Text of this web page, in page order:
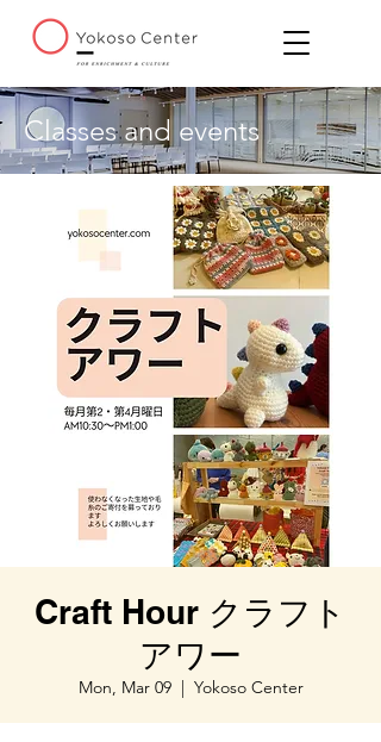
Classes and events
Craft Hour クラフト
アワー
Mon, Mar 09
  |
Yokoso Center